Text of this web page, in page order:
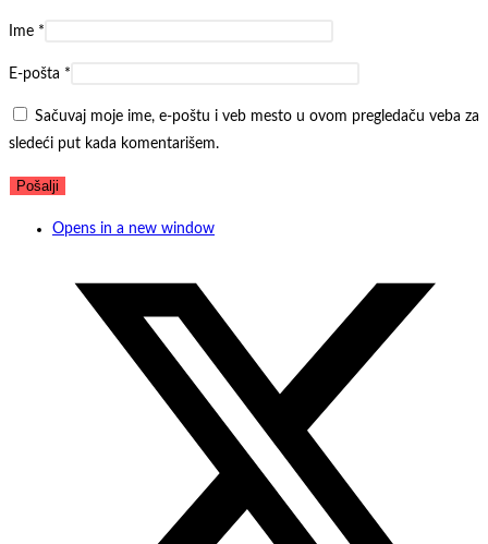
Ime *
E-pošta *
Sačuvaj moje ime, e-poštu i veb mesto u ovom pregledaču veba za
sledeći put kada komentarišem.
Opens in a new window